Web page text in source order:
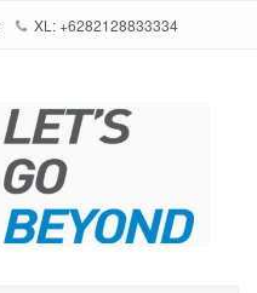
XL: +6282128833334